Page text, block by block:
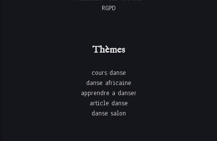
RGPD
Thèmes
cours danse
danse africaine
apprendre a danser
article danse
danse salon